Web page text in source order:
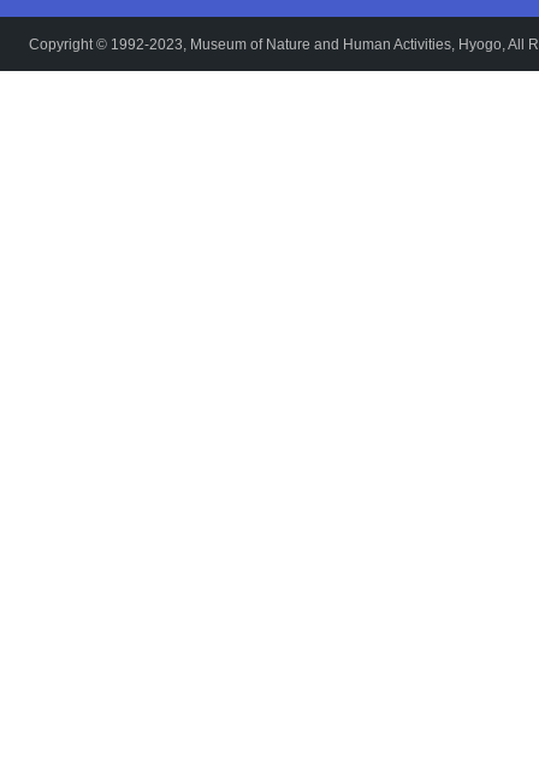
Copyright © 1992-2023, Museum of Nature and Human Activities, Hyogo, All